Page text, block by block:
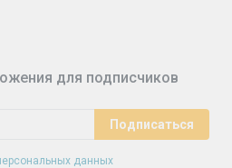
для подписчиков
данных